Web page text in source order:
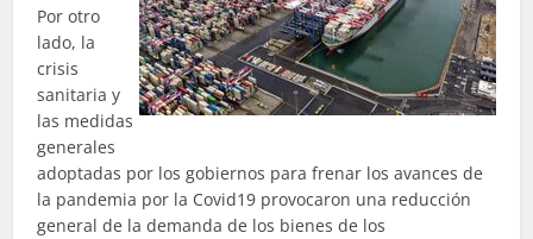
Por otro
lado, la
crisis
sanitaria y
las medidas
generales
adoptadas por los gobiernos para frenar los avances de
la pandemia por la Covid19 provocaron una reducción
general de la demanda de los bienes de los